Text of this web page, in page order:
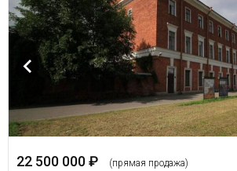
22 500 000 ₽ (прямая продажа)